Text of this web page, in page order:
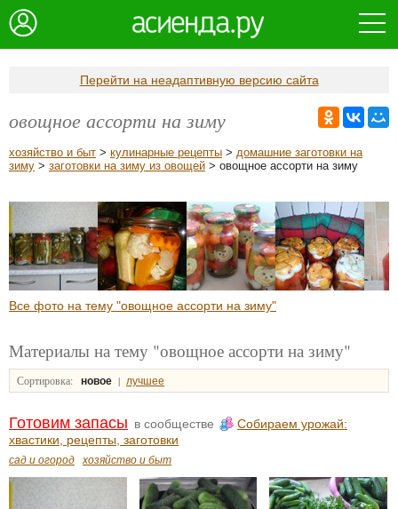
Перейти на неадаптивную версию сайта
овощное ассорти на зиму
хозяйство и быт > кулинарные рецепты > домашние заготовки на
зиму > заготовки на зиму из овощей > овощное ассорти на зиму
Все фото на тему "овощное ассорти на зиму"
Материалы на тему "овощное ассорти на зиму"
Сортировка: новое | лучшее
Готовим запасы в сообществе
Собираем урожай:
хвастики, рецепты, заготовки
сад и огород хозяйство и быт